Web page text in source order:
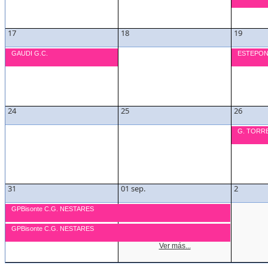
17
GAUDI G.C.
18 19
24 25 26
G.
31
GPBisonte C.G. NESTARES
GPBisonte C.G. NESTARES
01 sep.
Ver más...
2